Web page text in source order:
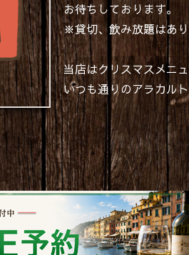
お待ちしております。
※貸切、飲み放題はあり
当店はクリスマスメニ
いつも通りのアラカル